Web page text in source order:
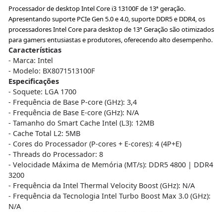
Processador de desktop Intel Core i3 13100F de 13ª geração.
Apresentando suporte PCIe Gen 5.0 e 4.0, suporte DDR5 e DDR4, os
processadores Intel Core para desktop de 13ª Geração são otimizados
para gamers entusiastas e produtores, oferecendo alto desempenho.
Características
- Marca: Intel
- Modelo: BX8071513100F
Especificações
- Soquete: LGA 1700
- Frequência de Base P-core (GHz): 3,4
- Frequência de Base E-core (GHz): N/A
- Tamanho do Smart Cache Intel (L3): 12MB
- Cache Total L2: 5MB
- Cores do Processador (P-cores + E-cores): 4 (4P+E)
- Threads do Processador: 8
- Velocidade Máxima de Memória (MT/s): DDR5 4800 | DDR4
3200
- Frequência da Intel Thermal Velocity Boost (GHz): N/A
- Frequência da Tecnologia Intel Turbo Boost Max 3.0 (GHz):
N/A